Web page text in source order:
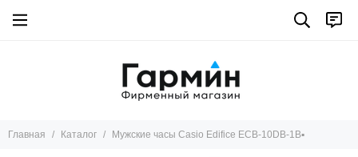
Главная Каталог Мужские часы Casio Edifice ECB-10DB-1B▪